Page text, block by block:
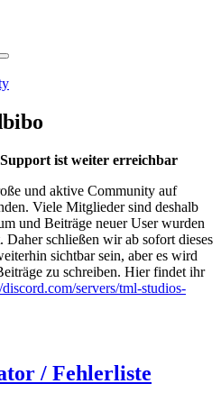
ist weiter erreichbar
und aktive Community auf
Viele Mitglieder sind deshalb
und Beiträge neuer User wurden
Daher schließen wir ab sofort dieses
sichtbar sein, aber es wird
zu schreiben. Hier findet ihr
servers/tml-studios-
/ Fehlerliste